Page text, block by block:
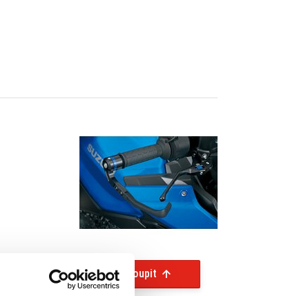
Koupit